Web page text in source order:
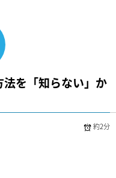
を「知らない」か
約2分